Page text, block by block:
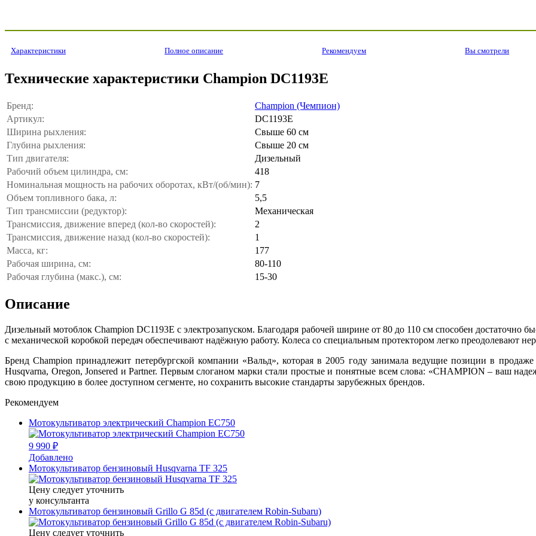
Характеристики Полное описание Рекомендуем Вы смотрели
Технические характеристики Champion DC1193E
Бренд:
Champion (Чемпион)
Артикул:
DC1193E
Ширина рыхления:
Свыше 60 см
Глубина рыхления:
Свыше 20 см
Тип двигателя:
Дизельный
Рабочий объем цилиндра, см:
418
Номинальная мощность на рабочих оборотах, кВт/(об/мин): 7
Объем топливного бака, л:
5,5
Тип трансмиссии (редуктор):
Механическая
Трансмиссия, движение вперед (кол-во скоростей):
2
Трансмиссия, движение назад (кол-во скоростей):
1
Масса, кг:
177
Рабочая ширина, см:
80-110
Рабочая глубина (макс.), см:
15-30
Описание
Дизельный мотоблок Champion DC1193E с электрозапуском. Благодаря рабочей ширине от 80 до 110 см способен достаточно
с механической коробкой передач обеспечивают надёжную работу. Колеса со специальным протектором легко преодолевают
Бренд Champion принадлежит петербургской компании «Вальд», которая в 2005 году занимала ведущие позиции в
Husqvarna, Oregon, Jonsered и Partner. Первым слоганом марки стали простые и понятные всем слова: «CHAMPION – ваш
свою продукцию в более доступном сегменте, но сохранить высокие стандарты зарубежных брендов.
Рекомендуем
Мотокультиватор электрический Champion EC750
9 990 ₽
Добавлено
Мотокультиватор бензиновый Husqvarna TF 325
Цену следует уточнить
у консультанта
Мотокультиватор бензиновый Grillo G 85d (с двигателем Robin-Subaru)
Цену следует уточнить